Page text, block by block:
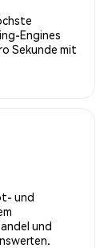
Engines
Sekunde mit
und
und